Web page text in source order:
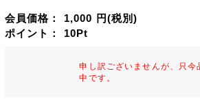
会員価格： 1,000 円(税別)
ポイント： 10Pt
申し訳ございませんが、只今
中です。